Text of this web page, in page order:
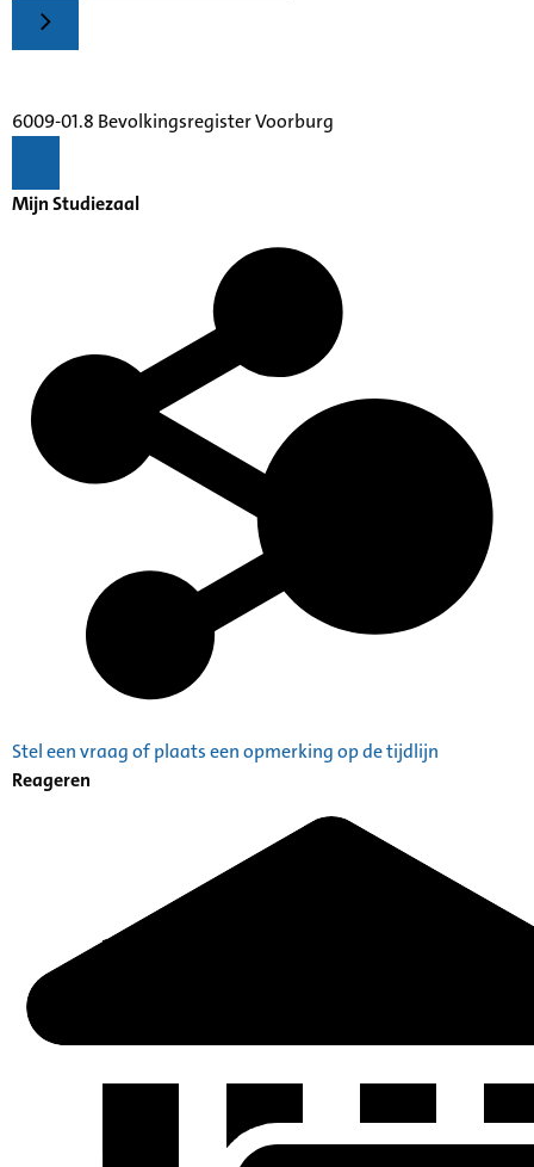
6009-01.8 Bevolkingsregister Voorburg
Mijn Studiezaal
Stel een vraag of plaats een opmerking op de tijdlijn
Reageren